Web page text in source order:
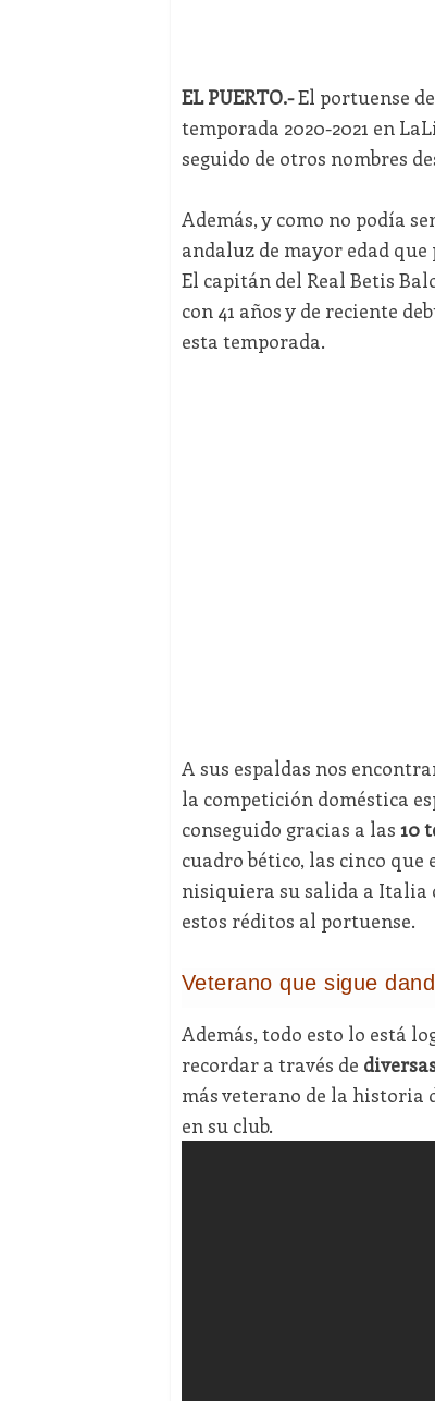
EL PUERTO.-El portuense
temporada 2020-2021 en
seguido de otros nombres
Además, y como no podía
andaluz de mayor edad
El capitán del Real Betis
con 41 años y de reciente
esta temporada.
A sus espaldas nos
la competición doméstica
conseguido gracias a las 10
cuadro bético, las cinco que
nisiquiera su salida a Italia
estos réditos al portuense.
Veterano que sigue
Además, todo esto lo está
recordar a través de
más veterano de la historia
en su club.